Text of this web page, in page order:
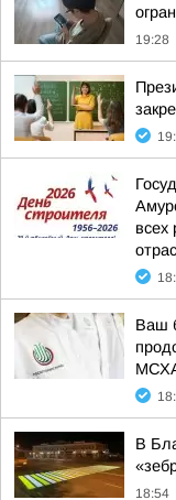
19:28
всех
Ваш
В
18:54